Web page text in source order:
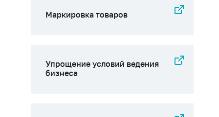
Маркировка товаров
Упрощение условий ведения
бизнеса